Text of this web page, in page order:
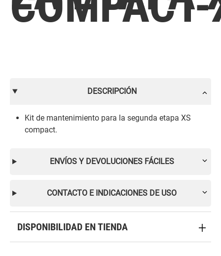
DESCRIPCIÓN
Kit de mantenimiento para la segunda etapa XS
compact.
ENVÍOS Y DEVOLUCIONES FÁCILES
CONTACTO E INDICACIONES DE USO
DISPONIBILIDAD EN TIENDA